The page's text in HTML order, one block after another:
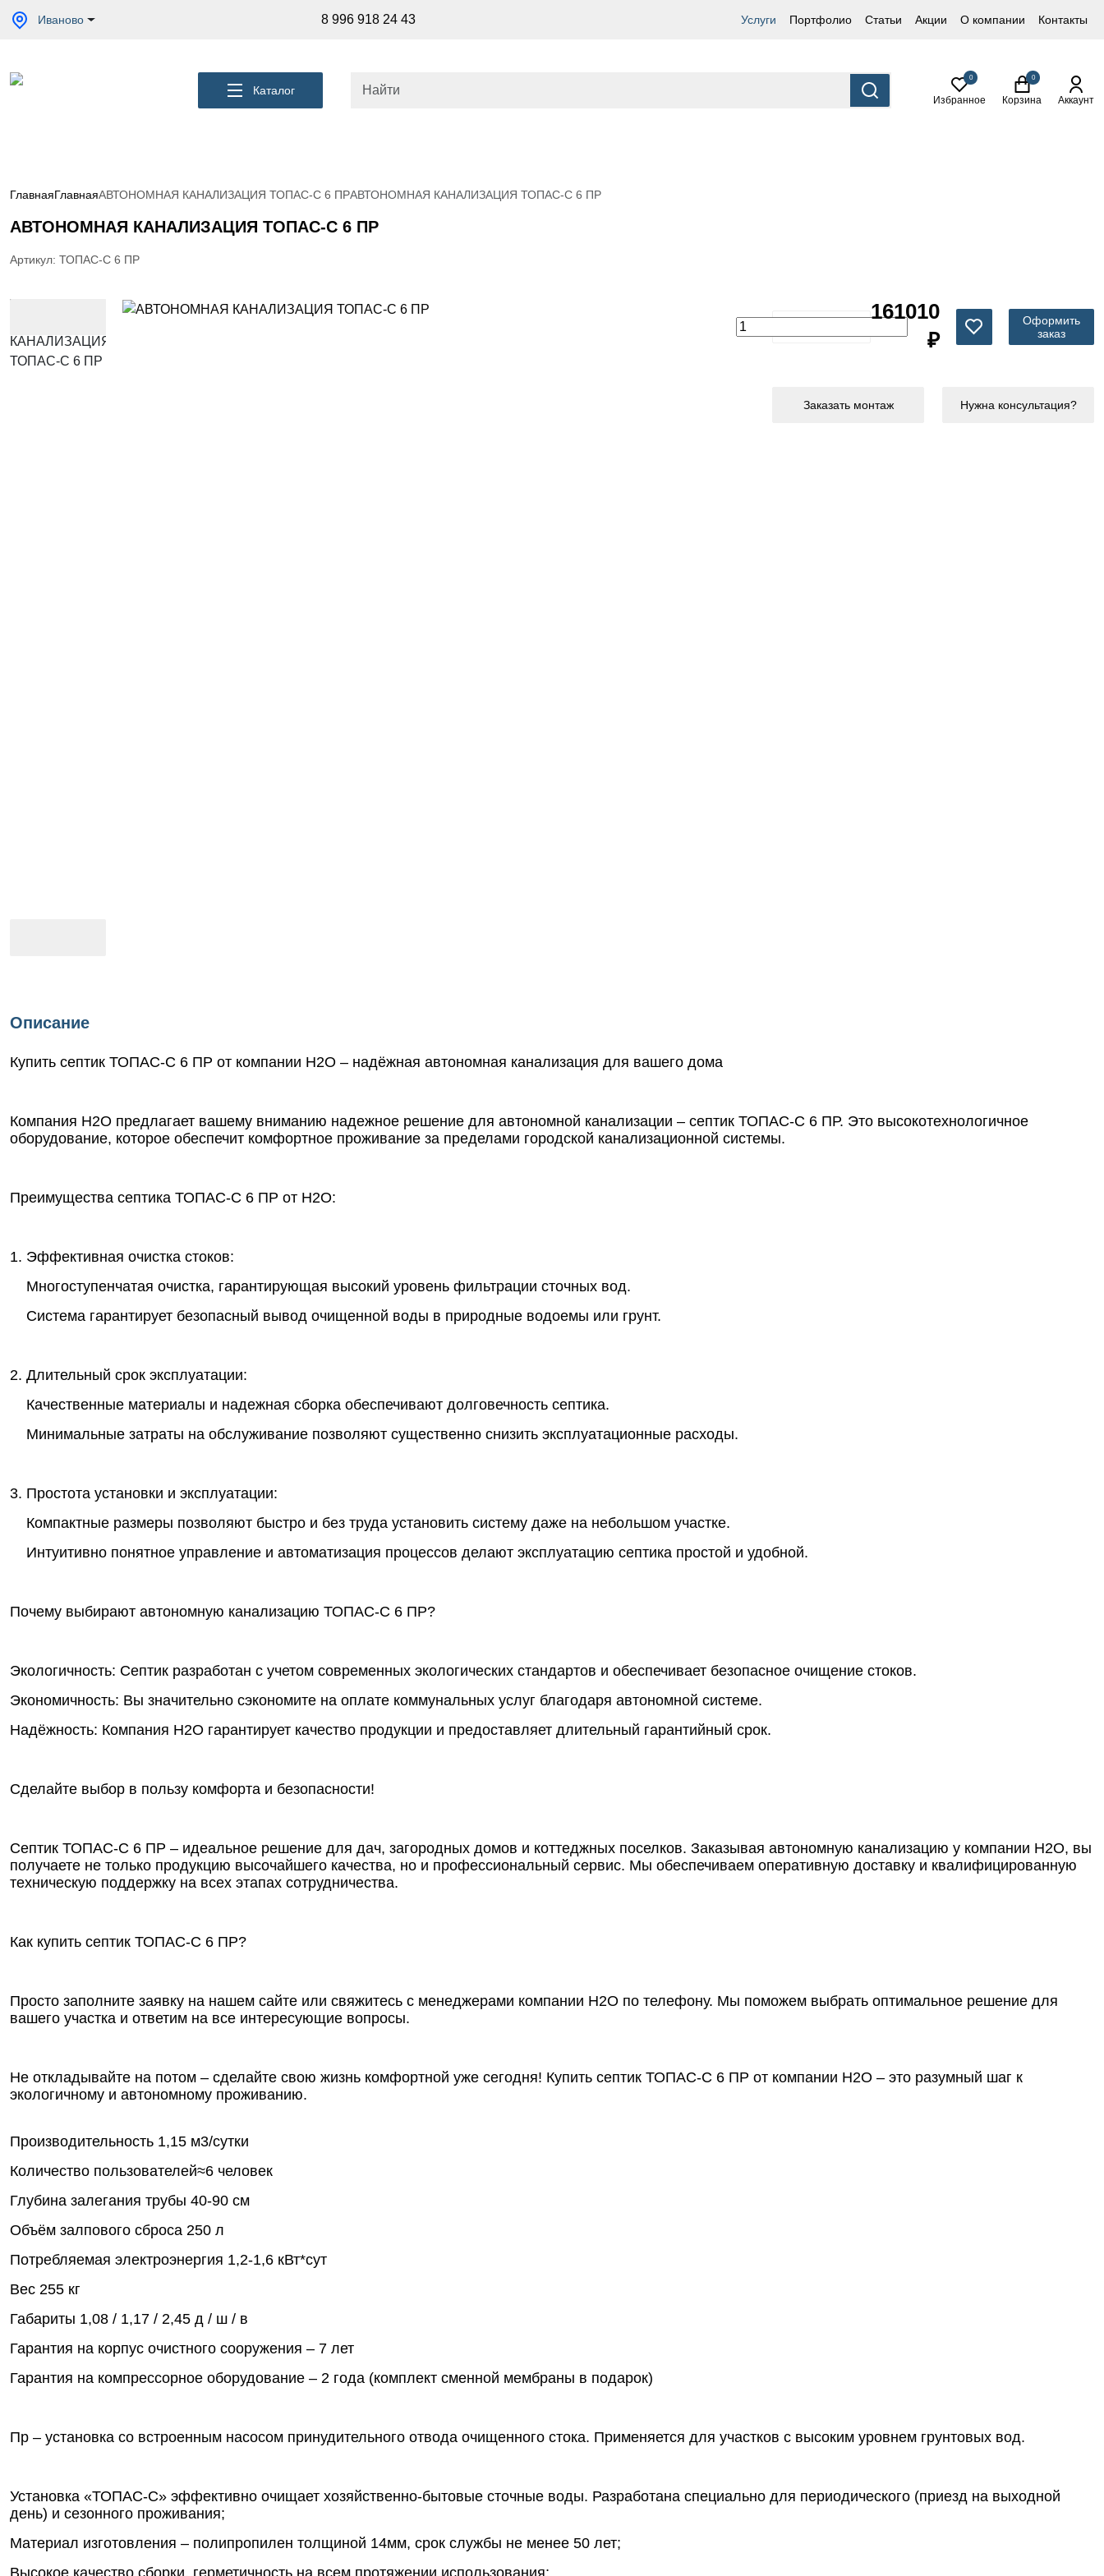
Иваново 8 996 918 24 43 Услуги Портфолио Статьи Акции О компании Контакты
Каталог
0
Избранное
0
Корзина Аккаунт
Акции
скважины
коттеджа
Септики
Обогреватели
Сменные
ГлавнаяГлавнаяАВТОНОМНАЯ КАНАЛИЗАЦИЯ ТОПАС-С 6 ПРАВТОНОМНАЯ КАНАЛИЗАЦИЯ ТОПАС-С 6 ПР
АВТОНОМНАЯ КАНАЛИЗАЦИЯ ТОПАС-С 6 ПР
Артикул: ТОПАС-С 6 ПР
161010
₽
Оформить
заказ
Заказать монтаж Нужна консультация?
Описание
Купить септик ТОПАС-С 6 ПР от компании Н2О – надёжная автономная канализация для вашего дома
Компания Н2О предлагает вашему вниманию надежное решение для автономной канализации – септик ТОПАС-С 6 ПР. Это высокотехнологичное
оборудование, которое обеспечит комфортное проживание за пределами городской канализационной системы.
Преимущества септика ТОПАС-С 6 ПР от Н2О:
1. Эффективная очистка стоков:
Многоступенчатая очистка, гарантирующая высокий уровень фильтрации сточных вод.
Система гарантирует безопасный вывод очищенной воды в природные водоемы или грунт.
2. Длительный срок эксплуатации:
Качественные материалы и надежная сборка обеспечивают долговечность септика.
Минимальные затраты на обслуживание позволяют существенно снизить эксплуатационные расходы.
3. Простота установки и эксплуатации:
Компактные размеры позволяют быстро и без труда установить систему даже на небольшом участке.
Интуитивно понятное управление и автоматизация процессов делают эксплуатацию септика простой и удобной.
Почему выбирают автономную канализацию ТОПАС-С 6 ПР?
Экологичность: Септик разработан с учетом современных экологических стандартов и обеспечивает безопасное очищение стоков.
Экономичность: Вы значительно сэкономите на оплате коммунальных услуг благодаря автономной системе.
Надёжность: Компания Н2О гарантирует качество продукции и предоставляет длительный гарантийный срок.
Сделайте выбор в пользу комфорта и безопасности!
Септик ТОПАС-С 6 ПР – идеальное решение для дач, загородных домов и коттеджных поселков. Заказывая автономную канализацию у компании Н2О, вы
получаете не только продукцию высочайшего качества, но и профессиональный сервис. Мы обеспечиваем оперативную доставку и квалифицированную
техническую поддержку на всех этапах сотрудничества.
Как купить септик ТОПАС-С 6 ПР?
Просто заполните заявку на нашем сайте или свяжитесь с менеджерами компании Н2О по телефону. Мы поможем выбрать оптимальное решение для
вашего участка и ответим на все интересующие вопросы.
Не откладывайте на потом – сделайте свою жизнь комфортной уже сегодня! Купить септик ТОПАС-С 6 ПР от компании Н2О – это разумный шаг к
экологичному и автономному проживанию.
Производительность 1,15 м3/сутки
Количество пользователей≈6 человек
Глубина залегания трубы 40-90 см
Объём залпового сброса 250 л
Потребляемая электроэнергия 1,2-1,6 кВт*сут
Вес 255 кг
Габариты 1,08 / 1,17 / 2,45 д / ш / в
Гарантия на корпус очистного сооружения – 7 лет
Гарантия на компрессорное оборудование – 2 года (комплект сменной мембраны в подарок)
Пр – установка со встроенным насосом принудительного отвода очищенного стока. Применяется для участков с высоким уровнем грунтовых вод.
Установка «ТОПАС-С» эффективно очищает хозяйственно-бытовые сточные воды. Разработана специально для периодического (приезд на выходной
день) и сезонного проживания;
Материал изготовления – полипропилен толщиной 14мм, срок службы не менее 50 лет;
Высокое качество сборки, герметичность на всем протяжении использования;